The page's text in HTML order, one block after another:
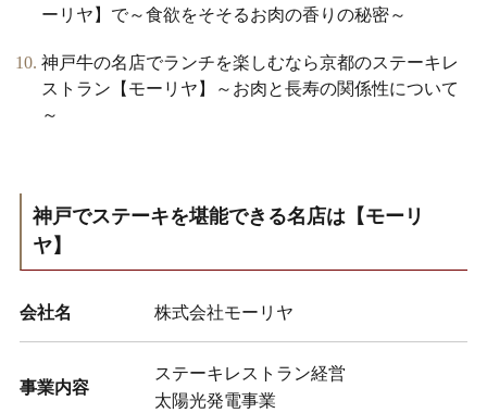
ーリヤ】で～食欲をそそるお肉の香りの秘密～
神戸牛の名店でランチを楽しむなら京都のステーキレ
ストラン【モーリヤ】～お肉と長寿の関係性について
～
神戸でステーキを堪能できる名店は【モーリ
ヤ】
会社名 株式会社モーリヤ
事業内容
ステーキレストラン経営
太陽光発電事業